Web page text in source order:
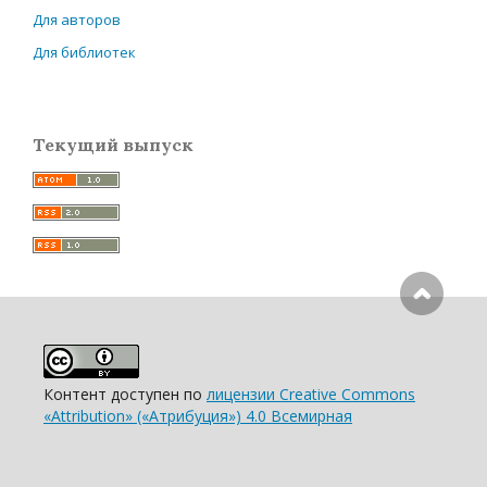
Для авторов
Для библиотек
Текущий выпуск
Контент доступен по лицензии Creative Commons
«Attribution» («Атрибуция») 4.0 Всемирная